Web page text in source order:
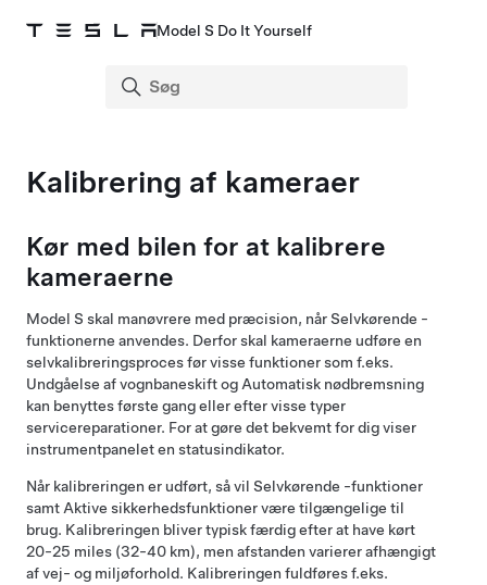
Model S Do It Yourself
Kalibrering af kameraer
Kør med bilen for at kalibrere
kameraerne
Model S skal manøvrere med præcision, nårSelvkørende -
funktionerne anvendes. Derfor skal kameraerne udføre en
selvkalibreringsproces før visse funktioner som f.eks.
Undgåelse af vognbaneskift og Automatisk nødbremsning
kan benyttes første gang eller efter visse typer
servicereparationer. For at gøre det bekvemt for dig viser
instrumentpaneleten statusindikator.
Når kalibreringen er udført, så vil Selvkørende -funktioner
samt Aktive sikkerhedsfunktioner være tilgængelige til
brug. Kalibreringen bliver typisk færdig efter at have kørt
20-25 miles (32-40 km), men afstanden varierer afhængigt
af vej- og miljøforhold. Kalibreringen fuldføres f.eks.